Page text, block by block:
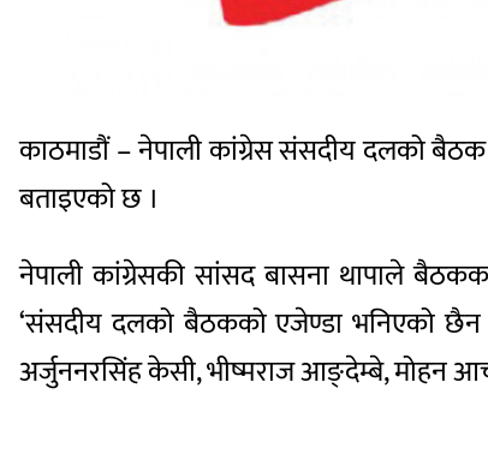
काठमाडौं – नेपाली कांग्रेस संसदीय दलको
बताइएको छ ।
नेपाली कांग्रेसकी सांसद बासना थापाले
‘संसदीय दलको बैठकको एजेण्डा भनिएको छैन
अर्जुननरसिंह केसी, भीष्मराज आङ्देम्बे, मोहन